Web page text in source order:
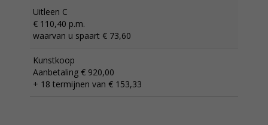
Uitleen C
€ 110,40 p.m.
waarvan u spaart € 73,60
Kunstkoop
Aanbetaling € 920,00
+ 18 termijnen van € 153,33